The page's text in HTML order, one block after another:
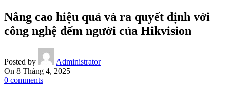
Nâng cao hiệu quả và ra quyết định với
công nghệ đếm người của Hikvision
Posted by
Administrator
On 8 Tháng 4, 2025
0 comments